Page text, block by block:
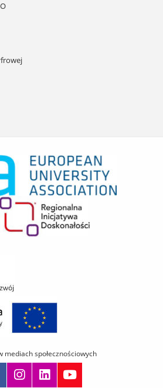
mediach społecznościowych